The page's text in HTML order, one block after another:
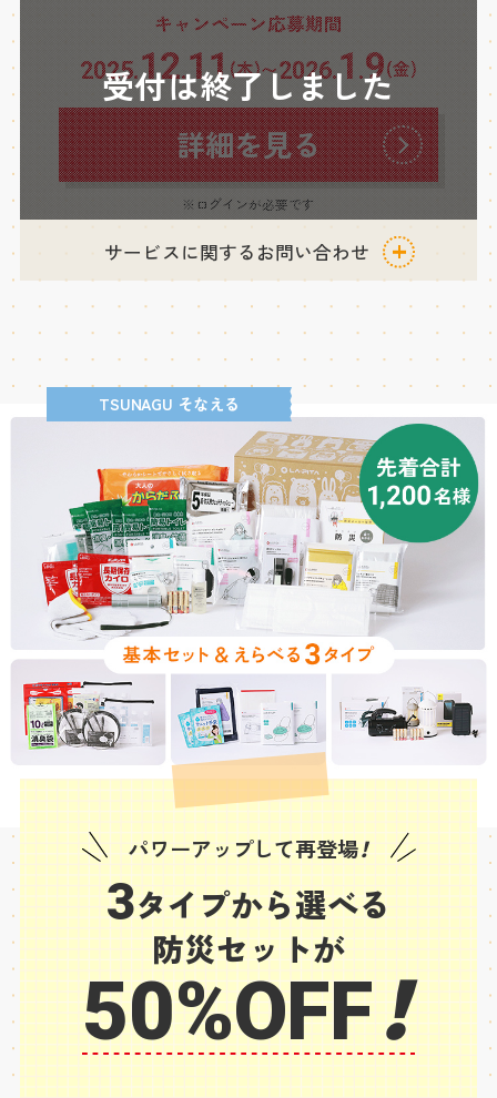
キャンペーン応募期間
2025.12.11(木)〜2026.1.9(金)
詳細を見る
※ログインが必要です
サービスに関するお問い合わせ
受付は終了しました
TSUNAGU そなえる
パワーアップして再登場！
3タイプから選べる
防災セットが
50%OFF！